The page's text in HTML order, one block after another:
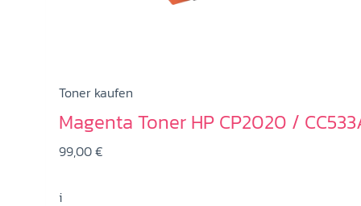
Toner kaufen
Magenta Toner HP CP2020 /
99,00€
i